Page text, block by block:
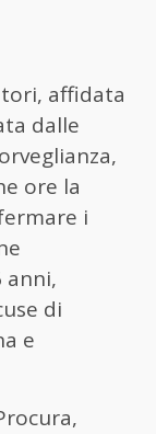
affidata
dalle
ore la
i
anni,
di
e